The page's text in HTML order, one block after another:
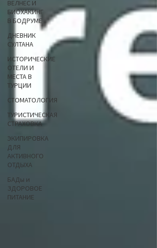
ВЕЛНЕС И
БИОХАКИНГ
В БОДРУМЕ
ДНЕВНИК
СУЛТАНА
ИСТОРИЧЕСКИЕ
ОТЕЛИ И
МЕСТА В
ТУРЦИИ
СТОМАТОЛОГИЯ
ТУРИСТИЧЕСКАЯ
СТРАХОВКА
ЭКИПИРОВКА
ДЛЯ
АКТИВНОГО
ОТДЫХА
БАДы и
ЗДОРОВОЕ
ПИТАНИЕ